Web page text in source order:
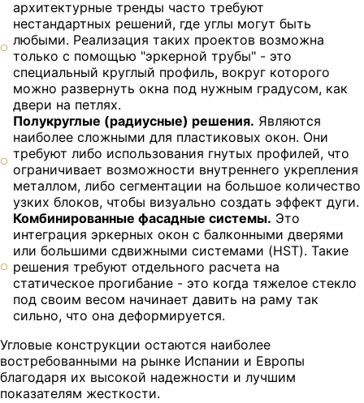
архитектурные тренды часто требуют
нестандартных решений, где углы могут быть
любыми. Реализация таких проектов возможна
только с помощью "эркерной трубы" - это
специальный круглый профиль, вокруг которого
можно развернуть окна под нужным градусом, как
двери на петлях.
Полукруглые (радиусные) решения. Являются
наиболее сложными для пластиковых окон. Они
требуют либо использования гнутых профилей, что
ограничивает возможности внутреннего укрепления
металлом, либо сегментации на большое количество
узких блоков, чтобы визуально создать эффект дуги.
Комбинированные фасадные системы. Это
интеграция эркерных окон с балконными дверями
или большими сдвижными системами (HST). Такие
решения требуют отдельного расчета на
статическое прогибание - это когда тяжелое стекло
под своим весом начинает давить на раму так
сильно, что она деформируется.
Угловые конструкции остаются наиболее
востребованными на рынке Испании и Европы
благодаря их высокой надежности и лучшим
показателям жесткости.